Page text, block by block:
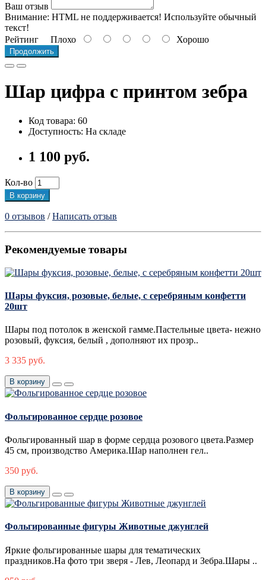
Ваш отзыв
Внимание: HTML не поддерживается! Используйте обычный
текст!
Рейтинг Плохо Хорошо
Продолжить
Шар цифра с принтом зебра
Код товара: 60
Доступность: На складе
1 100 руб.
Кол-во
В корзину
0 отзывов /Написать отзыв
Рекомендуемые товары
Шары фуксия, розовые, белые, с серебряным конфетти
20шт
Шары под потолок в женской гамме.Пастельные цвета- нежно
розовый, фуксия, белый , дополняют их прозр..
3 335 руб.
В корзину
Фольгированное сердце розовое
Фольгированный шар в форме сердца розового цвета.Размер
45 см, производство Америка.Шар наполнен гел..
350 руб.
В корзину
Фольгированные фигуры Животные джунглей
Яркие фольгированные шары для тематических
праздников.На фото три зверя - Лев, Леопард и Зебра.Шары ..